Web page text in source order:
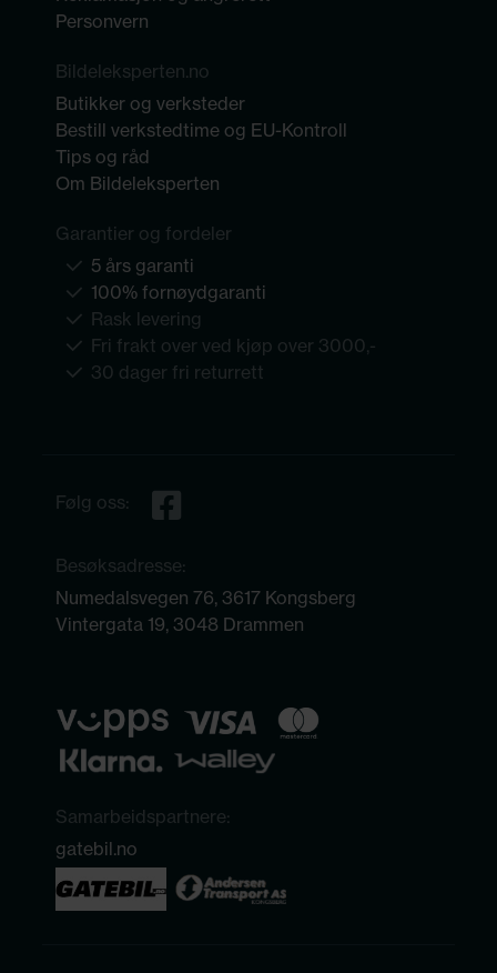
Personvern
Bildeleksperten.no
Butikker og verksteder
Bestill verkstedtime og EU-Kontroll
Tips og råd
Om Bildeleksperten
Garantier og fordeler
5 års garanti
100% fornøydgaranti
Rask levering
Fri frakt over ved kjøp over 3000,-
30 dager fri returrett
Følg oss:
Besøksadresse:
Numedalsvegen 76, 3617 Kongsberg
Vintergata 19, 3048 Drammen
Samarbeidspartnere:
gatebil.no